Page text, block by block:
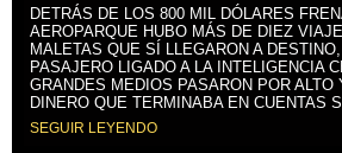
DETRÁS DE LOS 800 MIL DÓLARES
AEROPARQUE HUBO MÁS DE DIEZ
MALETAS QUE SÍ LLEGARON A
PASAJERO LIGADO A LA INTELIGENCIA
GRANDES MEDIOS PASARON POR ALTO
DINERO QUE TERMINABA EN CUENTAS
SEGUIR LEYENDO